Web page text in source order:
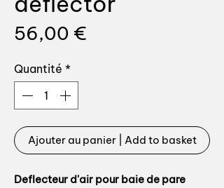
56,00 €
Quantité *
Ajouter au panier | Add to basket
Deflecteur d'air pour baie de pare